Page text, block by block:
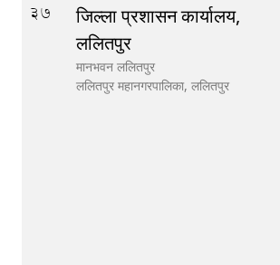
37
जिल्ला प्रशासन कार्यालय,
ललितपुर
मानभवन ललितपुर
ललितपुर महानगरपालिका, ललितपुर